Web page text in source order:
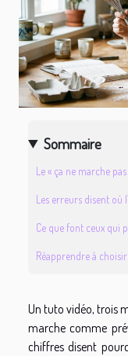
Sommaire
Le « ça ne marche
Les erreurs disent où
Ce que font ceux qui
Réapprendre à
Un tuto vidéo, trois
marche comme
chiffres disent